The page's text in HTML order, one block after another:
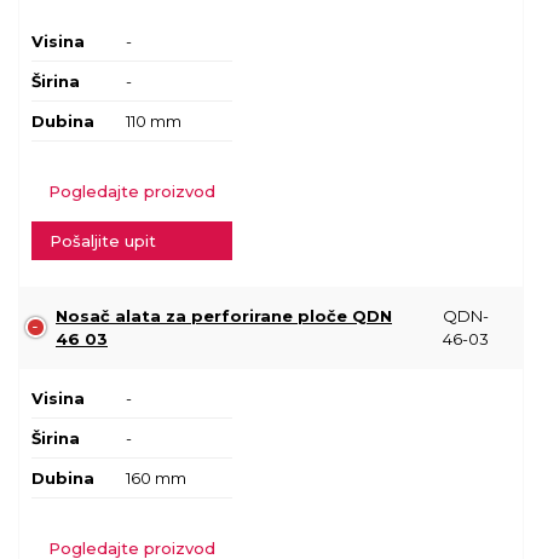
Visina -
Širina -
Dubina 110 mm
Pogledajte proizvod
Pošaljite upit
Nosač alata za perforirane ploče QDN
46 03
QDN-
46-03
Visina -
Širina -
Dubina 160 mm
Pogledajte proizvod